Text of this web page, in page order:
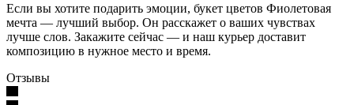
Если вы хотите подарить эмоции, букет цветов Фиолетовая
мечта — лучший выбор. Он расскажет о ваших чувствах
лучше слов. Закажите сейчас — и наш курьер доставит
композицию в нужное место и время.
Отзывы